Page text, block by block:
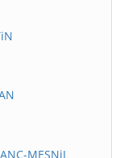
MESNiL